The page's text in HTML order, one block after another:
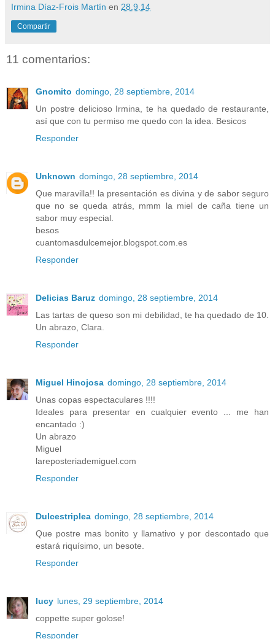
Irmina Díaz-Frois Martín en 28.9.14
Compartir
11 comentarios:
Gnomito domingo, 28 septiembre, 2014
Un postre delicioso Irmina, te ha quedado de restaurante,
así que con tu permiso me quedo con la idea. Besicos
Responder
Unknown domingo, 28 septiembre, 2014
Que maravilla!! la presentación es divina y de sabor seguro
que no se queda atrás, mmm la miel de caña tiene un
sabor muy especial.
besos
cuantomasdulcemejor.blogspot.com.es
Responder
Delicias Baruz domingo, 28 septiembre, 2014
Las tartas de queso son mi debilidad, te ha quedado de 10.
Un abrazo, Clara.
Responder
Miguel Hinojosa domingo, 28 septiembre, 2014
Unas copas espectaculares !!!!
Ideales para presentar en cualquier evento ... me han
encantado :)
Un abrazo
Miguel
lareposteriademiguel.com
Responder
Dulcestriplea domingo, 28 septiembre, 2014
Que postre mas bonito y llamativo y por descontado que
estará riquísimo, un besote.
Responder
lucy lunes, 29 septiembre, 2014
coppette super golose!
Responder